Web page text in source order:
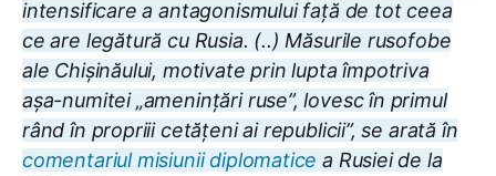
intensificare a antagonismului față de tot ceea
ce are legătură cu Rusia. (..) Măsurile rusofobe
ale Chișinăului, motivate prin lupta împotriva
așa-numitei „amenințări ruse”, lovesc în primul
rând în propriii cetățeni ai republicii”, se arată în
comentariul misiunii diplomatice a Rusiei de la